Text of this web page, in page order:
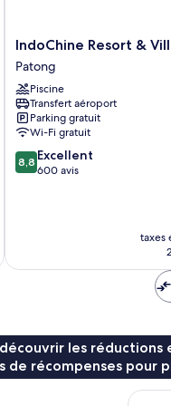
IndoChine
Resort
&
Villas
Patong
IndoChine Resort &
Patong
Piscine
Transfert aéroport
Parking gratuit
Wi-Fi gratuit
8.8
sur
8,8 Excellent
600 avis
taxes
les réductions
de récompenses pour